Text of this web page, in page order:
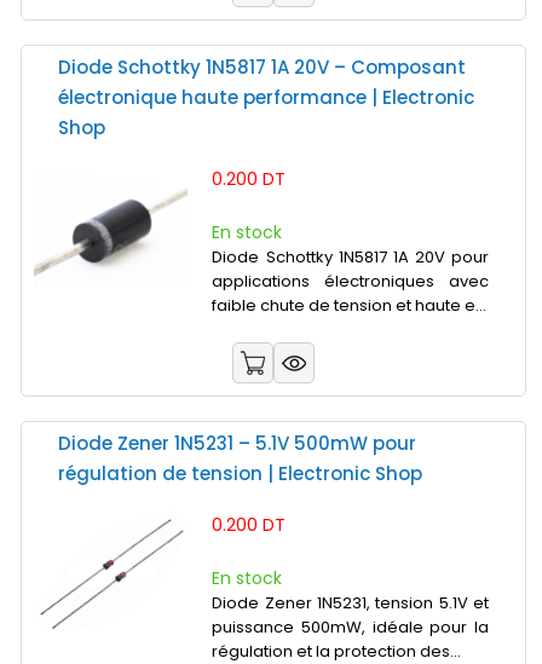
Diode Schottky 1N5817 1A 20V – Composant
électronique haute performance | Electronic
Shop
0.200 DT
En stock
Diode Schottky 1N5817 1A 20V pour
applications électroniques avec
faible chute de tension et haute e...
Diode Zener 1N5231 – 5.1V 500mW pour
régulation de tension | Electronic Shop
0.200 DT
En stock
Diode Zener 1N5231, tension 5.1V et
puissance 500mW, idéale pour la
régulation et la protection des...